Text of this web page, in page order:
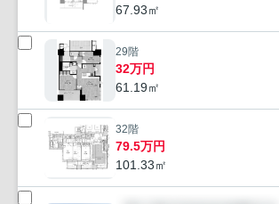
67.93㎡
29階
32万円
61.19㎡
32階
79.5万円
101.33㎡